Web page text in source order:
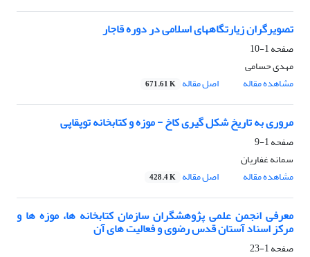
تصویرگران زیارتگاههای اسلامی در دوره قاجار
صفحه1-10
مهدی حسامی
مشاهده مقاله
اصل مقاله 671.61 K
مروری به تاریخ شکل گیری کاخ - موزه و کتابخانه توپقاپی
صفحه1-9
سمانه غفاریان
مشاهده مقاله
اصل مقاله 428.4 K
معرفی انجمن علمی پژوهشگران سازمان کتابخانه ها، موزه ها و
مرکز اسناد آستان قدس رضوی و فعالیت های آن
صفحه1-23